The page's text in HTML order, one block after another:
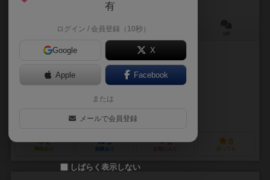
20～30分
作品説明文の編集者を募集中
あおきのこ（Aokinoko）
ここる（Kokoru）
あおきのこゲームズ（Aokinoko Games）
2
興味あり
5
経験あり
1 8
持ってる
有
ログイン / 会員登録（10秒）
Google X
Apple Facebook
または
メールで会員登録
しばらく表示しない